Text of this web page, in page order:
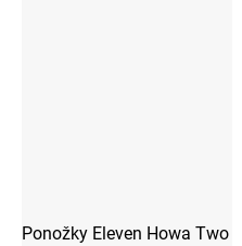
Ponožky Eleven Howa Two